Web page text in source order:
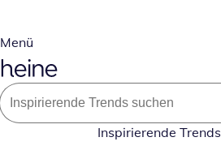
Menü
Inspirierende